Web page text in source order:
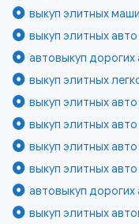
выкуп элитных
выкуп элитных
автовыкуп
выкуп элитных
выкуп элитных
выкуп элитных
выкуп элитных
выкуп элитных
автовыкуп
выкуп элитных